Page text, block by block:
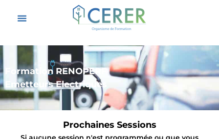
Formation RENOPERF
Emetteurs Electriques
Prochaines Sessions